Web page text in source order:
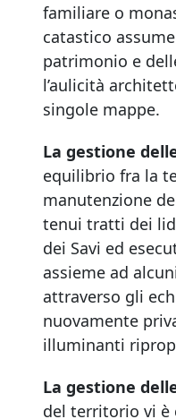
familiare o
catastico
patrimonio e
l’aulicità
singole mappe.
La gestione
equilibrio fra la
manutenzione
tenui tratti dei
dei Savi ed
assieme ad
attraverso gli
nuovamente
illuminanti
La gestione
del territorio vi è